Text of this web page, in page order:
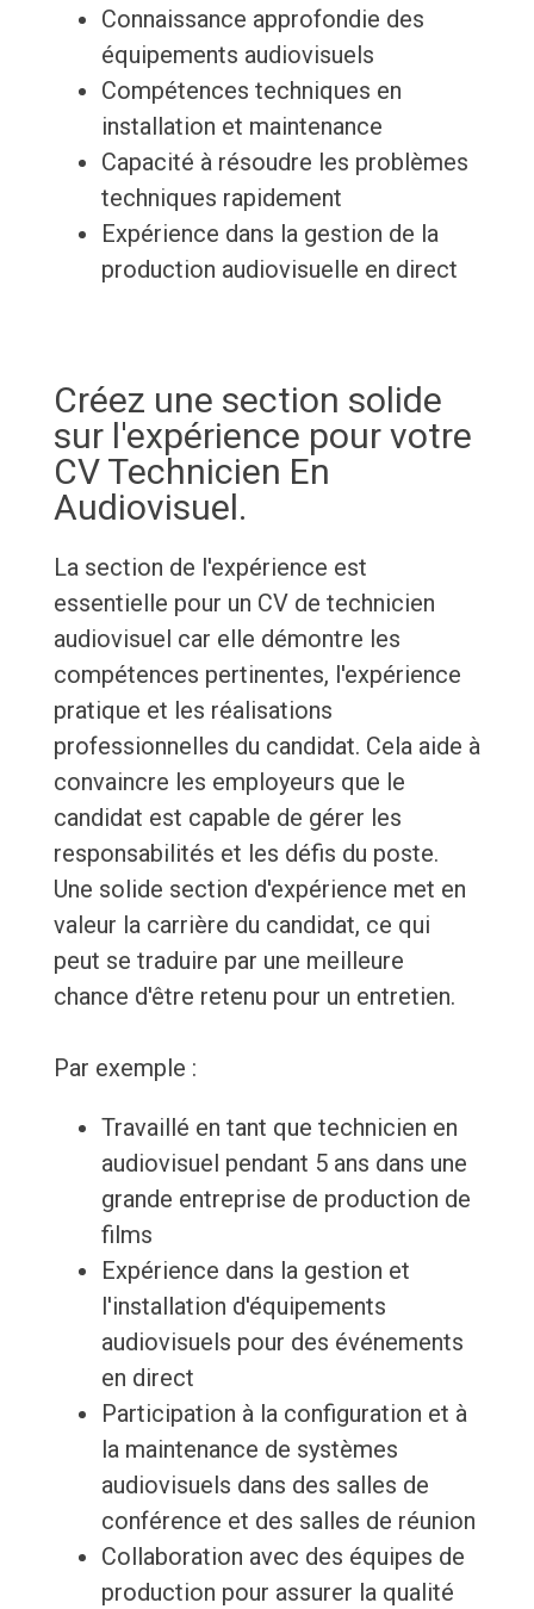
Connaissance approfondie des
équipements audiovisuels
Compétences techniques en
installation et maintenance
Capacité à résoudre les problèmes
techniques rapidement
Expérience dans la gestion de la
production audiovisuelle en direct
Créez une section solide
sur l'expérience pour votre
CV Technicien En
Audiovisuel.
La section de l'expérience est
essentielle pour un CV de technicien
audiovisuel car elle démontre les
compétences pertinentes, l'expérience
pratique et les réalisations
professionnelles du candidat. Cela aide à
convaincre les employeurs que le
candidat est capable de gérer les
responsabilités et les défis du poste.
Une solide section d'expérience met en
valeur la carrière du candidat, ce qui
peut se traduire par une meilleure
chance d'être retenu pour un entretien.
Par exemple :
Travaillé en tant que technicien en
audiovisuel pendant 5 ans dans une
grande entreprise de production de
films
Expérience dans la gestion et
l'installation d'équipements
audiovisuels pour des événements
en direct
Participation à la configuration et à
la maintenance de systèmes
audiovisuels dans des salles de
conférence et des salles de réunion
Collaboration avec des équipes de
production pour assurer la qualité